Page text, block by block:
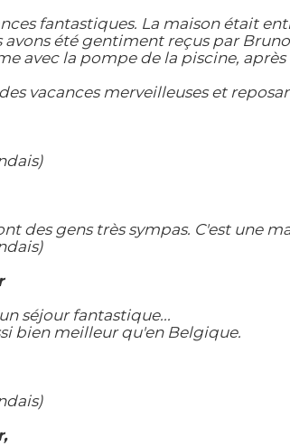
fantastiques. La maison était
avons été gentiment reçus par
avec la pompe de la piscine,
vacances merveilleuses et
des gens très sympas. C'est une
séjour fantastique...
bien meilleur qu'en Belgique.